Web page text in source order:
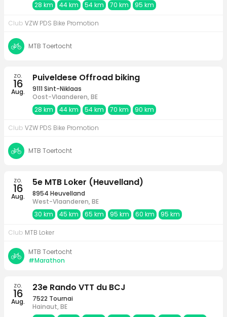
28 km
44 km 54 km 70 km 95 km
Club VZW PDS Bike Promotion
MTB Toertocht
zo.
16
Aug.
Puiveldese Offroad biking
9111 Sint-Niklaas
Oost-Vlaanderen, BE
28 km
44 km 54 km 70 km 90 km
Club VZW PDS Bike Promotion
MTB Toertocht
zo.
16
Aug.
5e MTB Loker (Heuvelland)
8954 Heuvelland
West-Vlaanderen, BE
30 km
45 km 65 km 95 km 60 km 95 km
Club MTB Loker
MTB Toertocht
#Marathon
zo.
16
Aug.
23e Rando VTT du BCJ
7522 Tournai
Hainaut, BE